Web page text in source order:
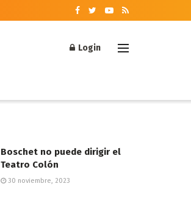
Login
Boschet no puede dirigir el
Teatro Colón
30 noviembre, 2023